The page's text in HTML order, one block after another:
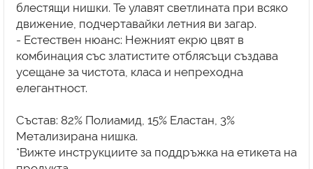
блестящи нишки. Те улавят светлината при всяко
движение, подчертавайки летния ви загар.
- Естествен нюанс: Нежният екрю цвят в
комбинация със златистите отблясъци създава
усещане за чистота, класа и непреходна
елегантност.
Състав: 82% Полиамид, 15% Еластан, 3%
Метализирана нишка.
*Вижте инструкциите за поддръжка на етикета на